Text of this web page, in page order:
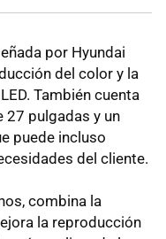
por Hyundai
del color y la
También cuenta
27 pulgadas y un
puede incluso
del cliente.
combina la
la reproducción